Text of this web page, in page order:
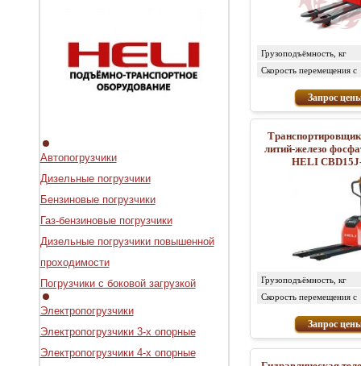
Автопогрузчики
Дизельные погрузчики
Бензиновые погрузчики
Газ-бензиновые погрузчики
Дизельные погрузчики повышенной
проходимости
Погрузчики с боковой загрузкой
Электропогрузчики
Электропогрузчики 3-х опорные
Электропогрузчики 4-х опорные
Грузоподъёмность, кг
Скорость перемещения с
Запрос
Транспортировщик
литий-железо
HELI
Грузоподъёмность, кг
Скорость перемещения с
Запрос